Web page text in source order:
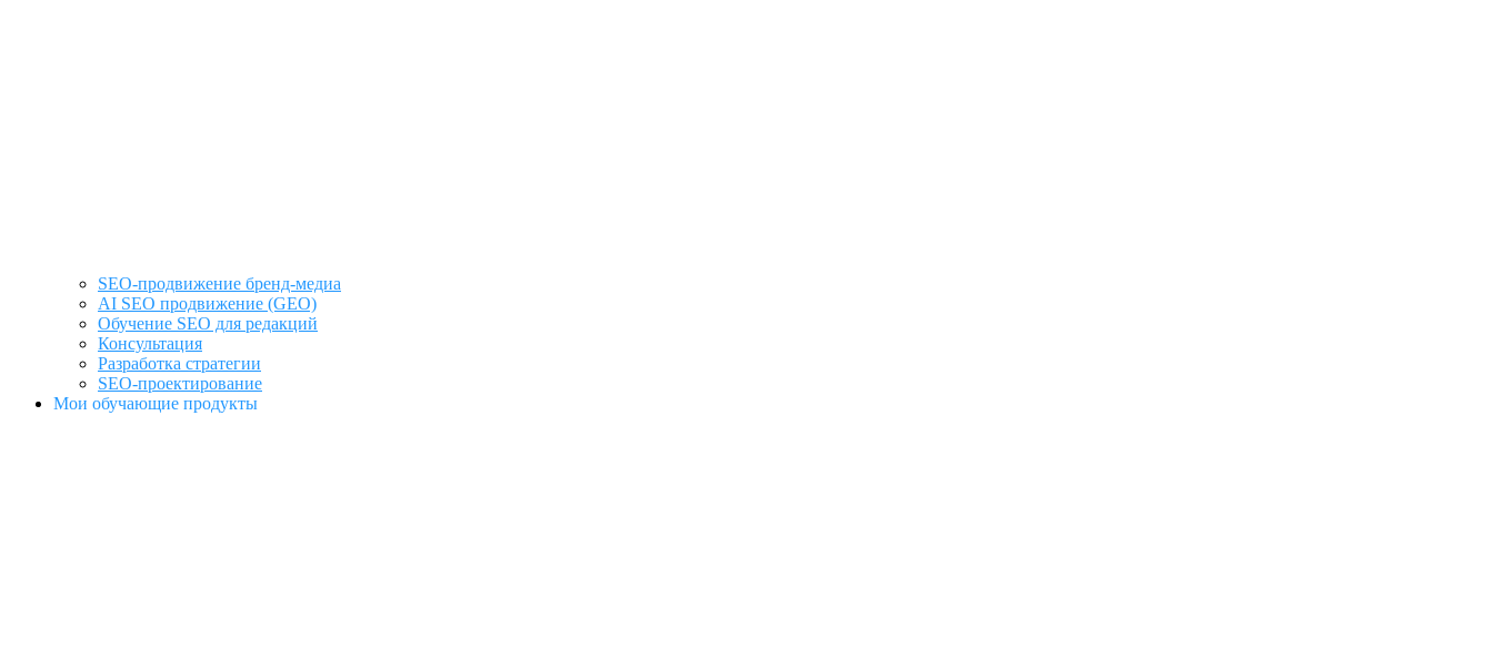
SEO-продвижение бренд-медиа
AI SEO продвижение (GEO)
Обучение SEO для редакций
Консультация
Разработка стратегии
SEO-проектирование
Мои обучающие продукты